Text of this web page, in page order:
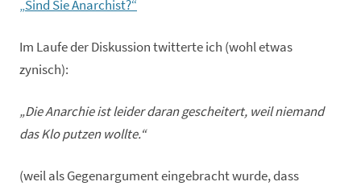
„Sind Sie Anarchist?“
Im Laufe der Diskussion twitterte ich (wohl etwas
zynisch):
„Die Anarchie ist leider daran gescheitert, weil niemand
das Klo putzen wollte.“
(weil als Gegenargument eingebracht wurde, dass